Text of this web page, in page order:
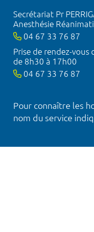
Secrétariat Pr
Anesthésie
04 67 33 76 87
Prise de rendez-vous
de 8h30 à 17h00
04 67 33 76 87
Pour connaître les
nom du service